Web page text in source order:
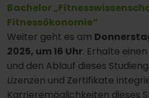
Bachelor
Fitnessökonomie“
Weiter geht es am
2025, um 16 Uhr. Erhalte
und den Ablauf dieses
Lizenzen und Zertifikate
Karrieremöglichkeiten dieses